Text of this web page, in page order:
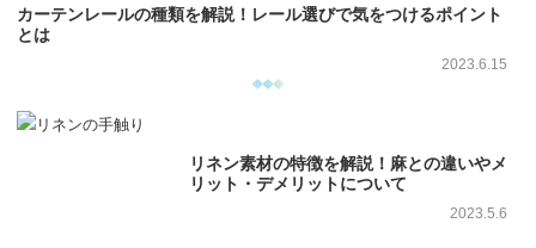
カーテンレールの種類を解説！レール選びで気をつけるポイント
とは
2023.6.15
リネン素材の特徴を解説！麻との違いやメ
リット・デメリットについて
2023.5.6